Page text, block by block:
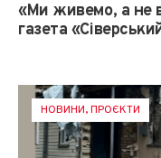
«Ми живемо, а не
газета
НОВИНИ,ПРОЄКТИ